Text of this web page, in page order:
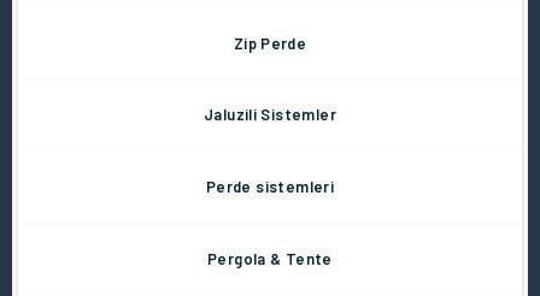
Zip Perde
Jaluzili Sistemler
Perde sistemleri
Pergola & Tente